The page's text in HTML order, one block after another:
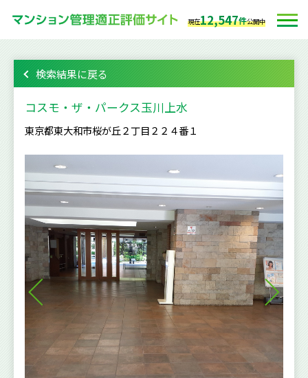
現在12,547件公開中
検索結果に戻る
コスモ・ザ・パークス玉川上水
東京都東大和市桜が丘２丁目２２４番１